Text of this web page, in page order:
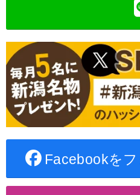
Facebookを